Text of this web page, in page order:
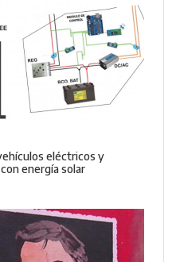
eléctricos y
energía solar